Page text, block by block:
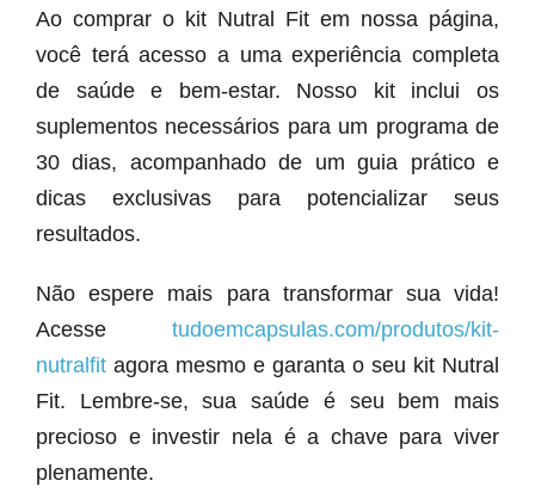
Ao comprar o kit Nutral Fit em nossa página,
você terá acesso a uma experiência completa
de saúde e bem-estar. Nosso kit inclui os
suplementos necessários para um programa de
30 dias, acompanhado de um guia prático e
dicas exclusivas para potencializar seus
resultados.
Não espere mais para transformar sua vida!
Acesse tudoemcapsulas.com/produtos/kit-
nutralfit agora mesmo e garanta o seu kit Nutral
Fit. Lembre-se, sua saúde é seu bem mais
precioso e investir nela é a chave para viver
plenamente.